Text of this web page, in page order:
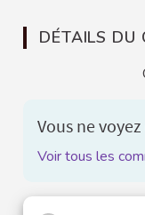
DÉTAILS DU
Vous ne
Voir tous les